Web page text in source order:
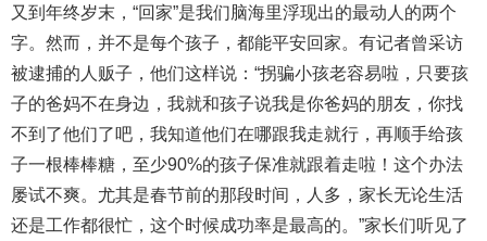
又到年终岁末，“回家”是我们脑海里浮现出的最动人的两个
字。然而，并不是每个孩子，都能平安回家。有记者曾采访
被逮捕的人贩子，他们这样说：“拐骗小孩老容易啦，只要孩
子的爸妈不在身边，我就和孩子说我是你爸妈的朋友，你找
不到了他们了吧，我知道他们在哪跟我走就行，再顺手给孩
子一根棒棒糖，至少90%的孩子保准就跟着走啦！这个办法
屡试不爽。尤其是春节前的那段时间，人多，家长无论生活
还是工作都很忙，这个时候成功率是最高的。”家长们听见了